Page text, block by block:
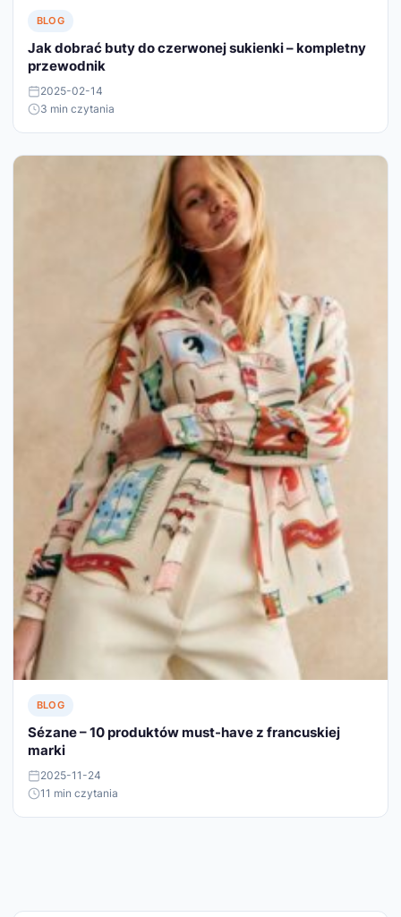
BLOG
Jak dobrać buty do czerwonej sukienki – kompletny
przewodnik
2025-02-14
3 min czytania
BLOG
Sézane – 10 produktów must-have z francuskiej
marki
2025-11-24
11 min czytania